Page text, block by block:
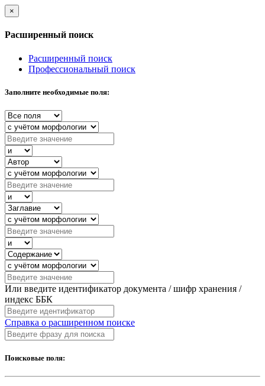
×
Расширенный поиск
Расширенный поиск
Профессиональный поиск
Заполните необходимые поля:
Или введите идентификатор документа / шифр хранения /
индекс ББК
Справка о расширенном поиске
Поисковые поля: